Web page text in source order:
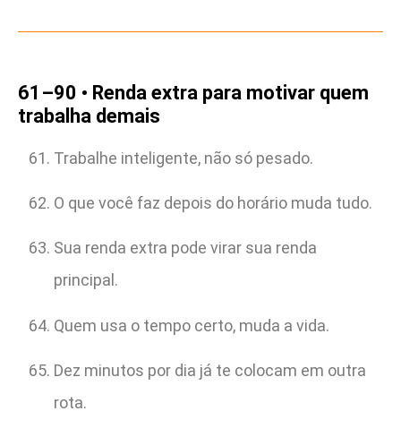
61–90 • Renda extra para motivar quem
trabalha demais
Trabalhe inteligente, não só pesado.
O que você faz depois do horário muda tudo.
Sua renda extra pode virar sua renda
principal.
Quem usa o tempo certo, muda a vida.
Dez minutos por dia já te colocam em outra
rota.